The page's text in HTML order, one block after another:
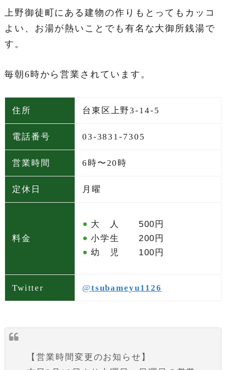
上野御徒町にある建物の作りもとってもカッコ
よい、お湯が熱いことでも有名な大御所銭湯で
す。
毎朝6時から営業されています。
住所 台東区上野3-14-5
電話番号 03-3831-7305
営業時間 6時〜20時
定休日 月曜
料金
大 人 500円
小学生 200円
幼 児 100円
Twitter @tsubameyu1126
【営業時間変更のお知らせ】